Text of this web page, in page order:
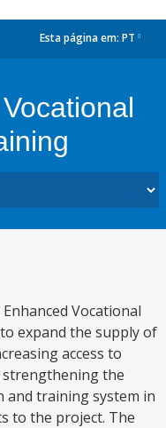
Esta página em: PT
Vocational
expand the supply of
access to
the
and training system in
to the project. The